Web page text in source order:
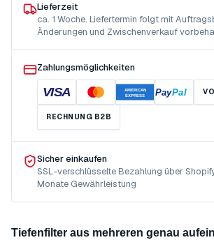
Lieferzeit
ca. 1 Woche. Liefertermin folgt mit
Änderungen und Zwischenverkauf
Zahlungsmöglichkeiten
VISA
AMERICAN
EXPRESS
PayPal
RECHNUNG B2B
Sicher einkaufen
SSL-verschlüsselte Bezahlung über
Monate Gewährleistung
Tiefenfilter aus mehreren genau